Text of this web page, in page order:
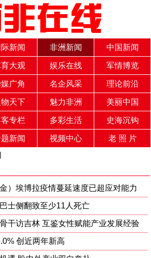
际新闻 非洲新闻 中国新闻
大观 娱乐在线 军情博览
广角 名企风采 理论前沿
物天下 魅力非洲 美丽中国
专栏 多彩生活 史海沉钩
新闻 视频中心
老 照 片
）埃博拉疫情蔓延速度已超应对能力
士侧翻致至少11人死亡
干访吉林 互鉴女性赋能产业发展经验
创近两年新高